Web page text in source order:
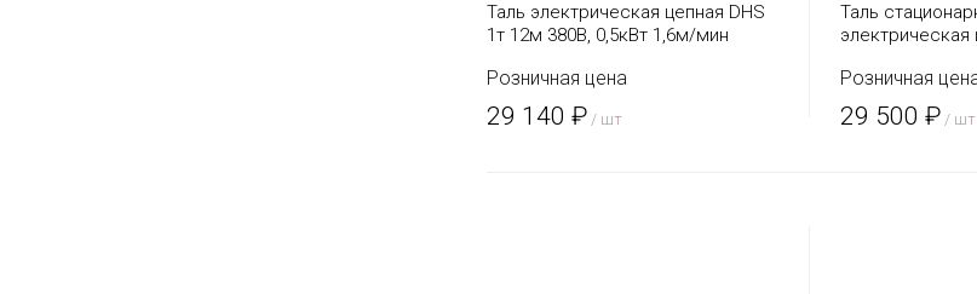
Таль электрическая цепная DHS
1т 12м 380В, 0,5кВт 1,6м/мин
Розничная цена
29 140 ₽ / шт
Таль
электрическая
Розничная
29 500 ₽/ шт